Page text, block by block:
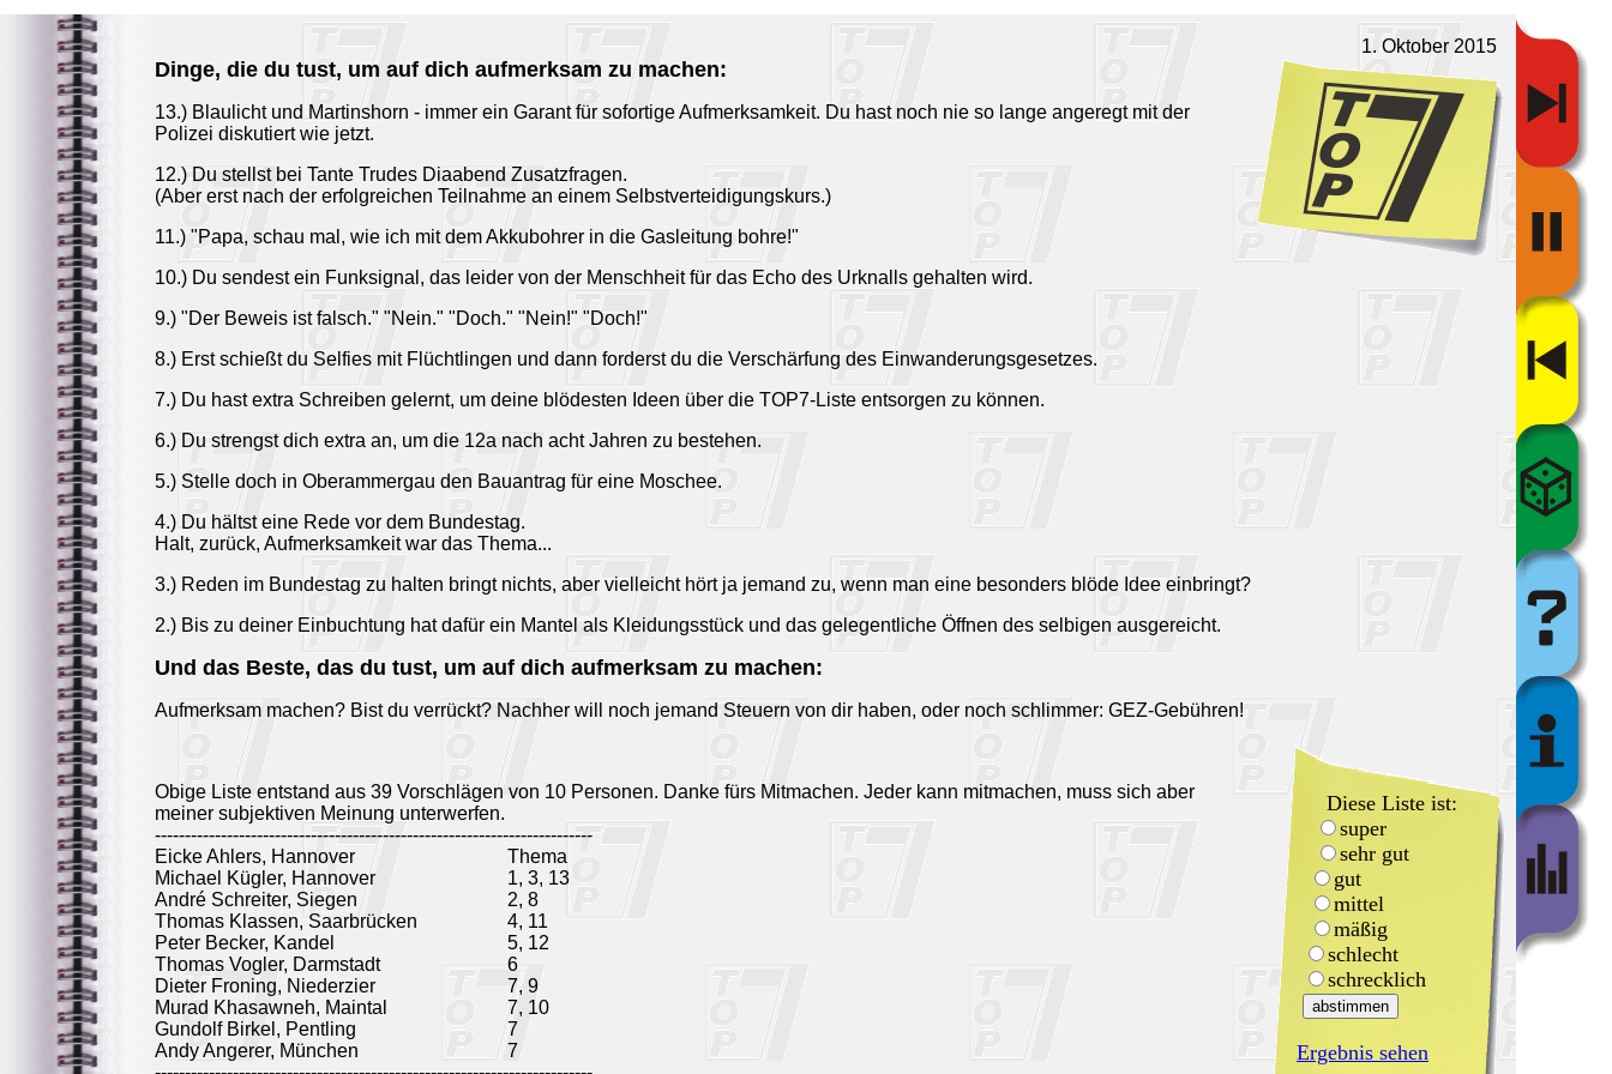
1. Oktober 2015
Dinge, die du tust, um auf dich aufmerksam zu machen:
13.) Blaulicht und Martinshorn - immer ein Garant für sofortige Aufmerksamkeit. Du hast noch nie so lange angeregt mit der
Polizei diskutiert wie jetzt.
12.) Du stellst bei Tante Trudes Diaabend Zusatzfragen.
(Aber erst nach der erfolgreichen Teilnahme an einem Selbstverteidigungskurs.)
11.) "Papa, schau mal, wie ich mit dem Akkubohrer in die Gasleitung bohre!"
10.) Du sendest ein Funksignal, das leider von der Menschheit für das Echo des Urknalls gehalten wird.
9.) "Der Beweis ist falsch." "Nein." "Doch." "Nein!" "Doch!"
8.) Erst schießt du Selfies mit Flüchtlingen und dann forderst du die Verschärfung des Einwanderungsgesetzes.
7.) Du hast extra Schreiben gelernt, um deine blödesten Ideen über die TOP7-Liste entsorgen zu können.
6.) Du strengst dich extra an, um die 12a nach acht Jahren zu bestehen.
5.) Stelle doch in Oberammergau den Bauantrag für eine Moschee.
4.) Du hältst eine Rede vor dem Bundestag.
Halt, zurück, Aufmerksamkeit war das Thema...
3.) Reden im Bundestag zu halten bringt nichts, aber vielleicht hört ja jemand zu, wenn man eine besonders blöde Idee einbringt?
2.) Bis zu deiner Einbuchtung hat dafür ein Mantel als Kleidungsstück und das gelegentliche Öffnen des selbigen ausgereicht.
Und das Beste, das du tust, um auf dich aufmerksam zu machen:
Aufmerksam machen? Bist du verrückt? Nachher will noch jemand Steuern von dir haben, oder noch schlimmer: GEZ-Gebühren!
Obige Liste entstand aus 39 Vorschlägen von 10 Personen. Danke fürs Mitmachen. Jeder kann mitmachen, muss sich aber
meiner subjektiven Meinung unterwerfen.
-------------------------------------------------------------------------
Eicke Ahlers, Hannover
Thema
Michael Kügler, Hannover
1, 3, 13
André Schreiter, Siegen
2, 8
Thomas Klassen, Saarbrücken
4, 11
Peter Becker, Kandel
5, 12
Thomas Vogler, Darmstadt
6
Dieter Froning, Niederzier
7, 9
Murad Khasawneh, Maintal
7, 10
Gundolf Birkel, Pentling
7
Andy Angerer, München
7
Diese Liste ist:
super
sehr gut
gut
mittel
mäßig
schlecht
schrecklich
Ergebnis sehen